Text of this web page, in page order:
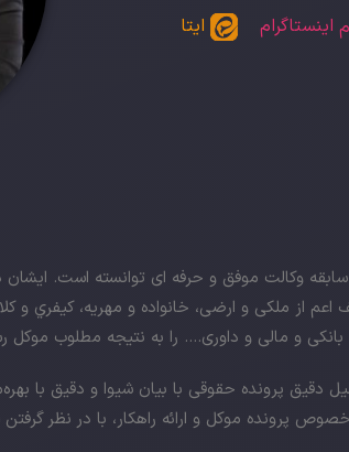
اینستاگرام ایتا
از ملکی و ارضی، خانواده و مهریه، کيفري و
و مالی و داوری…. را به نتیجه مطلوب موکل
دقیق پرونده حقوقی با بیان شیوا و دقیق با
پرونده موکل و ارائه راهکار، با در نظر